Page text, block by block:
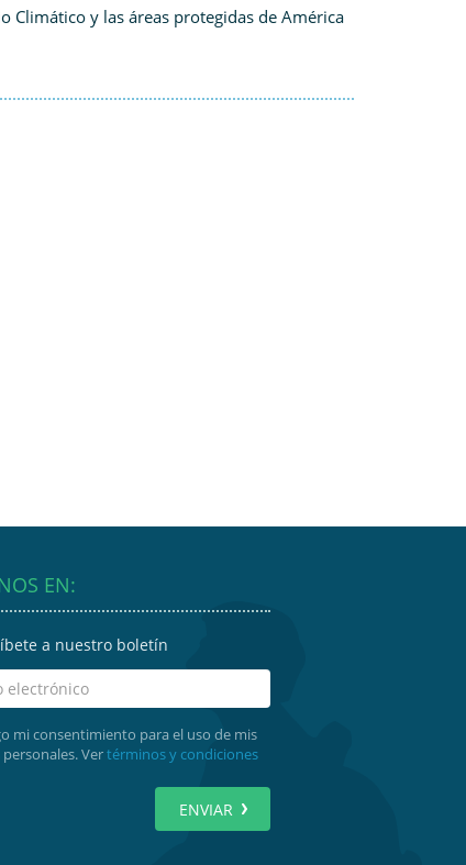
Climático y las áreas protegidas de América
EN:
a nuestro boletín
mi consentimiento para el uso de mis
Vertérminos y condiciones
ENVIAR